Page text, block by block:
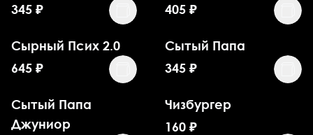
345 ₽
405 ₽
Сырный Псих 2.0
645 ₽
Сытый Папа
345 ₽
Сытый Папа
Джуниор
Чизбургер
160 ₽